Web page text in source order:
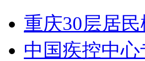
重庆30层居
中国疾控中